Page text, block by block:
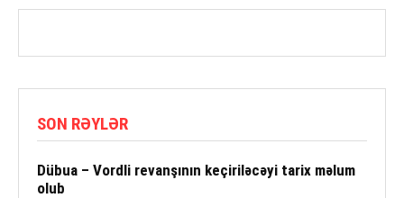
SON RƏYLƏR
Dübua – Vordli revanşının keçiriləcəyi tarix məlum
olub